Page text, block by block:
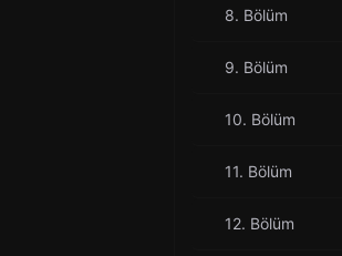
8. Bölüm
9. Bölüm
10. Bölüm
11. Bölüm
12. Bölüm